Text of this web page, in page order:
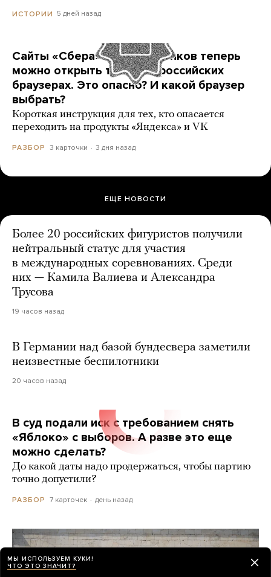
ИСТОРИИ 5 дней назад
Сайты «Сбера» и других банков теперь
можно открыть только в российских
браузерах. Это опасно? И какой браузер
выбрать?
Короткая инструкция для тех, кто опасается
переходить на продукты «Яндекса» и VK
РАЗБОР 3 карточки 3 дня назад
ЕЩЕ НОВОСТИ
Более 20 российских фигуристов получили
нейтральный статус для участия
в международных соревнованиях. Среди
них — Камила Валиева и Александра
Трусова
19 часов назад
В Германии над базой бундесвера заметили
неизвестные беспилотники
20 часов назад
В суд подали иск с требованием снять
«Яблоко» с выборов. А разве это еще
можно сделать?
До какой даты надо продержаться, чтобы партию
точно допустили?
РАЗБОР 7 карточек день назад
МЫ ИСПОЛЬЗУЕМ КУКИ!
ЧТО ЭТО ЗНАЧИТ?